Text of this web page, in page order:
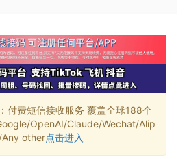
付费短信接收服务 覆盖全球188个
OpenAI/Claude/Wechat/Alip
other点击进入